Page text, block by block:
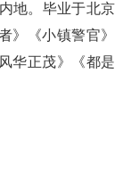
地。毕业于北京
》《小镇警官》
华正茂》《都是